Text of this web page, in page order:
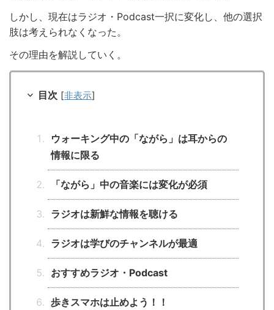
しかし、現在はラジオ・Podcast一択に変化し、他の選択
肢は考えられなくなった。
その理由を解説していく。
目次 [非表示]
ウォーキング中の「ながら」は耳からの
情報に限る
「ながら」中の音楽には変化が必須
ラジオは新鮮な情報を聴ける
ラジオは学びのチャンネルが最適
おすすめラジオ・Podcast
歩きスマホは止めよう！！